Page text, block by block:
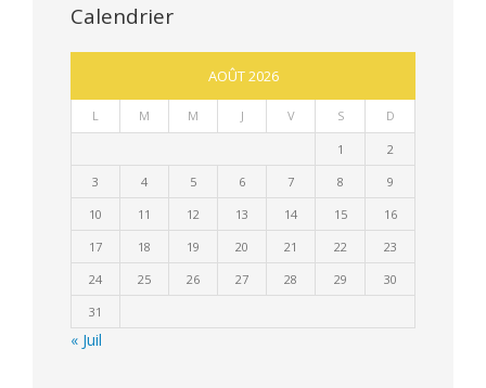
Calendrier
AOÛT 2026
L M M J V S D
1
2
3
4 5 6 7 8
9
10
11 12 13 14 15
16
17
18 19 20 21 22
23
24
25 26 27 28 29
30
31
« Juil